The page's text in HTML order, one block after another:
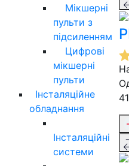
Мікшерні
пульти з
підсиленням
Цифрові
мікшерні
пульти
Інсталяційне
обладнання
Інсталяційні
системи